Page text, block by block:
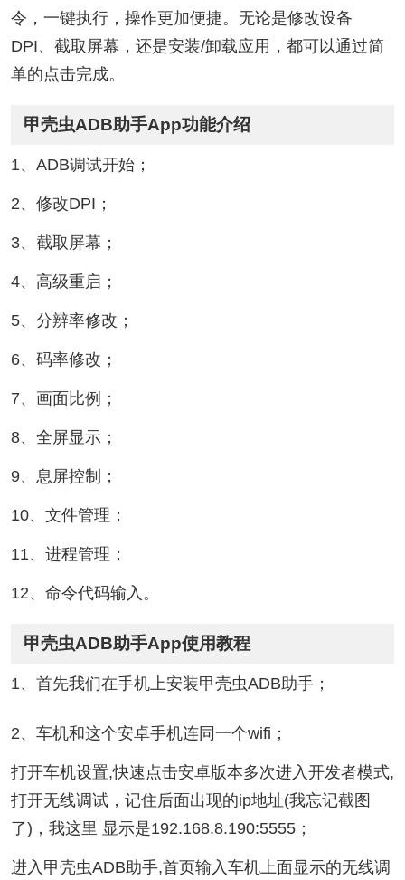
令，一键执行，操作更加便捷。无论是修改设备
DPI、截取屏幕，还是安装/卸载应用，都可以通过简
单的点击完成。
甲壳虫ADB助手App功能介绍
1、ADB调试开始；
2、修改DPI；
3、截取屏幕；
4、高级重启；
5、分辨率修改；
6、码率修改；
7、画面比例；
8、全屏显示；
9、息屏控制；
10、文件管理；
11、进程管理；
12、命令代码输入。
甲壳虫ADB助手App使用教程
1、首先我们在手机上安装甲壳虫ADB助手；
2、车机和这个安卓手机连同一个wifi；
打开车机设置,快速点击安卓版本多次进入开发者模式,
打开无线调试，记住后面出现的ip地址(我忘记截图
了)，我这里 显示是192.168.8.190:5555；
进入甲壳虫ADB助手,首页输入车机上面显示的无线调